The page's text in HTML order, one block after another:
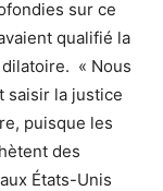
sur ce
qualifié la
« Nous
saisir la justice
puisque les
des
États-Unis